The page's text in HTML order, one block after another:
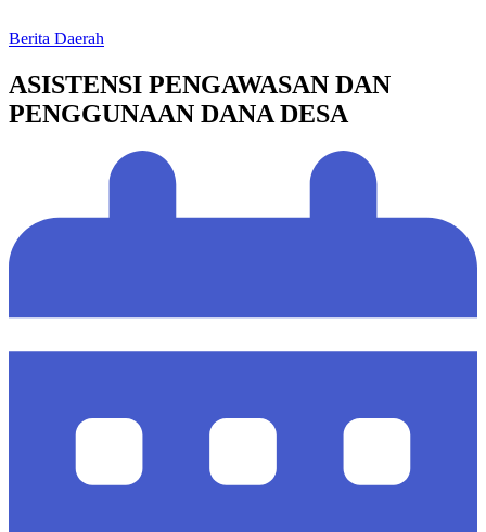
Berita Daerah
ASISTENSI PENGAWASAN DAN
PENGGUNAAN DANA DESA